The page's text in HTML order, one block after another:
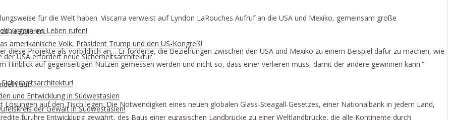
ins Leben rufen!
amerikanische Volk, Präsident Trump und den US-Kongreß!
USA erfordert neue Sicherheitsarchitektur
und Entwicklung in Südwestasien
der Gewalt in Südwestasien!
für die Welt haben. Viscarra verweist auf Lyndon LaRouches Aufruf an die USA und Mexiko, gemeinsam große
realisieren:
diese Projekte als vorbildlich an… Er forderte, die Beziehungen zwischen den USA und Mexiko zu einem Beispiel dafür zu machen, wie
Hinblick auf gegenseitigen Nutzen gemessen werden und nicht so, dass einer verlieren muss, damit der andere gewinnen kann.“
auf:
auf den Tisch legen. Die Notwendigkeit eines neuen globalen Glass-Steagall-Gesetzes, einer Nationalbank in jedem Land,
für ihre Entwicklung gewährt, des Baus einer eurasischen Landbrücke zu einer Weltlandbrücke, die alle Kontinente durch